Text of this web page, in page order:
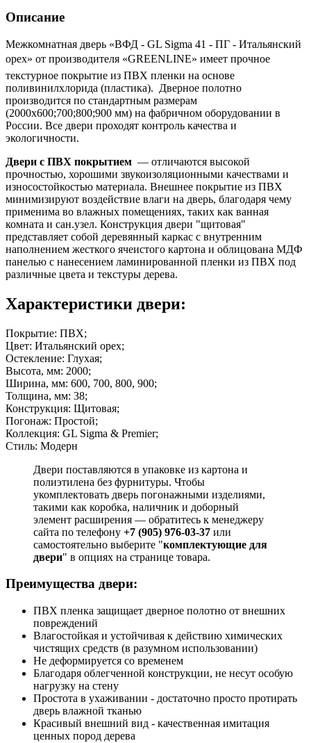
Описание
Межкомнатная дверь «ВФД - GL Sigma 41 - ПГ - Итальянский
орех» от производителя «GREENLINE» имеет прочное
текстурное покрытие из ПВХ пленки на основе
поливинилхлорида (пластика). Дверное полотно
производится по стандартным размерам
(2000х600;700;800;900 мм) на фабричном оборудовании в
России. Все двери проходят контроль качества и
экологичности.
Двери с ПВХ покрытием — отличаются высокой
прочностью, хорошими звукоизоляционными качествами и
износостойкостью материала. Внешнее покрытие из ПВХ
минимизируют воздействие влаги на дверь, благодаря чему
применима во влажных помещениях, таких как ванная
комната и сан.узел. Конструкция двери "щитовая"
представляет собой деревянный каркас с внутренним
наполнением жесткого ячеистого картона и облицована МДФ
панелью с нанесением ламинированной пленки из ПВХ под
различные цвета и текстуры дерева.
Характеристики двери:
Покрытие: ПВХ;
Цвет: Итальянский орех;
Остекление: Глухая;
Высота, мм: 2000;
Ширина, мм: 600, 700, 800, 900;
Толщина, мм: 38;
Конструкция: Щитовая;
Погонаж: Простой;
Коллекция: GL Sigma & Premier;
Стиль: Модерн
Двери поставляются в упаковке из картона и
полиэтилена без фурнитуры. Чтобы
укомплектовать дверь погонажными изделиями,
такими как коробка, наличник и доборный
элемент расширения — обратитесь к менеджеру
сайта по телефону +7 (905) 976-03-37 или
самостоятельно выберите "комплектующие для
двери" в опциях на странице товара.
Преимущества двери:
ПВХ пленка защищает дверное полотно от внешних
повреждений
Влагостойкая и устойчивая к действию химических
чистящих средств (в разумном использовании)
Не деформируется со временем
Благодаря облегченной конструкции, не несут особую
нагрузку на стену
Простота в ухаживании - достаточно просто протирать
дверь влажной тканью
Красивый внешний вид - качественная имитация
ценных пород дерева